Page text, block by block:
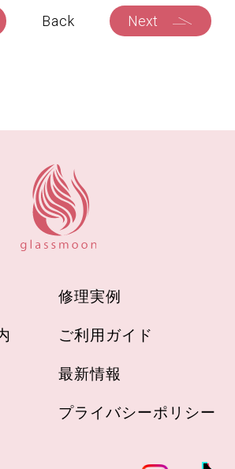
Back Next
修理実例
ご利用ガイド
最新情報
プライバシーポリシー